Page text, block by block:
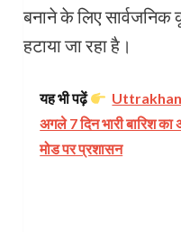
बनाने के लिए सार्वजनिक
हटाया जा रहा है।
यह भी पढ़ें
अगले 7 दिन भारी बारिश
मोड पर प्रशासन